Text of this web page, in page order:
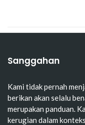
Sanggahan
Kami tidak pernah
berikan akan selalu
merupakan panduan.
kerugian dalam